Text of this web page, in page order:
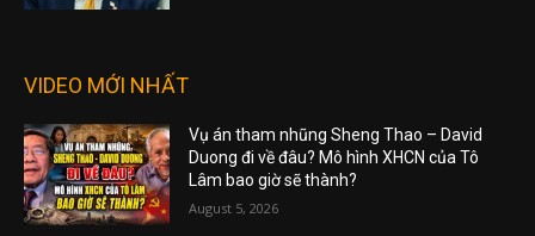
VIDEO MỚI NHẤT
Vụ án tham nhũng Sheng Thao – David
Duong đi về đâu? Mô hình XHCN của Tô
Lâm bao giờ sẽ thành?
August 5, 2026